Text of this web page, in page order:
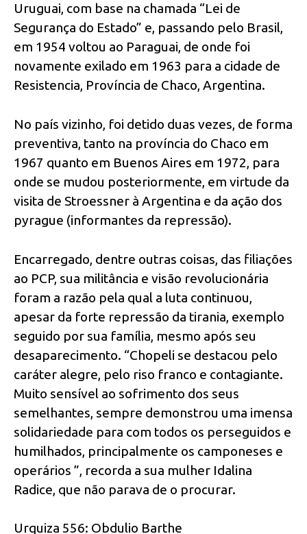
Uruguai, com base na chamada “Lei de
Segurança do Estado” e, passando pelo Brasil,
em 1954 voltou ao Paraguai, de onde foi
novamente exilado em 1963 para a cidade de
Resistencia, Província de Chaco, Argentina.
No país vizinho, foi detido duas vezes, de forma
preventiva, tanto na província do Chaco em
1967 quanto em Buenos Aires em 1972, para
onde se mudou posteriormente, em virtude da
visita de Stroessner à Argentina e da ação dos
pyrague (informantes da repressão).
Encarregado, dentre outras coisas, das filiações
ao PCP, sua militância e visão revolucionária
foram a razão pela qual a luta continuou,
apesar da forte repressão da tirania, exemplo
seguido por sua família, mesmo após seu
desaparecimento. “Chopeli se destacou pelo
caráter alegre, pelo riso franco e contagiante.
Muito sensível ao sofrimento dos seus
semelhantes, sempre demonstrou uma imensa
solidariedade para com todos os perseguidos e
humilhados, principalmente os camponeses e
operários ”, recorda a sua mulher Idalina
Radice, que não parava de o procurar.
Urquiza 556: Obdulio Barthe